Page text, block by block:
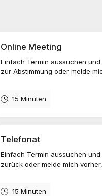
Online Meeting
Einfach Termin aussuchen
zur Abstimmung oder melde
15 Minuten
Telefonat
Einfach Termin aussuchen
zurück oder melde mich
15 Minuten